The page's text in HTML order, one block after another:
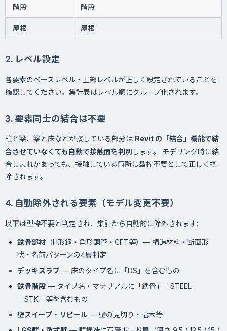
階段 階段
屋根 屋根
2. レベル設定
各要素のベースレベル・上部レベルが正しく設定されていることを
確認してください。集計表はレベル順にグループ化されます。
3. 要素同士の結合は不要
柱と梁、梁と床などが接している部分は Revit の「結合」機能で結
合させていなくても自動で接触面を判別 します。 モデリング時に結
合し忘れがあっても、接触している箇所は型枠不要として正しく控
除されます。
4. 自動除外される要素（モデル変更不要）
以下は型枠不要と判定され、集計から自動的に除外されます:
鉄骨部材（H形鋼・角形鋼管・CFT等）— 構造材料・断面形
状・名前パターンの4層判定
デッキスラブ — 床のタイプ名に「DS」を含むもの
鉄骨階段 — タイプ名・マテリアルに「鉄骨」「STEEL」
「STK」等を含むもの
壁スイープ・リビール — 壁の見切り・幅木等